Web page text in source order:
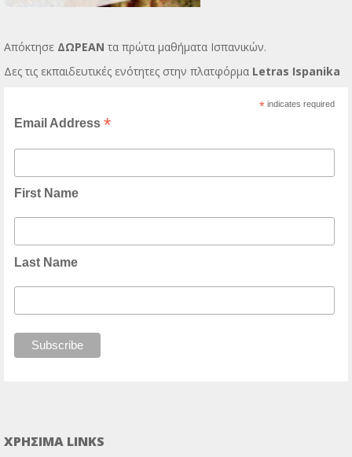
Απόκτησε ΔΩΡΕΑΝ τα πρώτα μαθήματα Ισπανικών.
Δες τις εκπαιδευτικές ενότητες στην πλατφόρμα Letras Ispanika
* indicates required
Email Address*
First Name
Last Name
ΧΡΗΣΙΜΑ LINKS